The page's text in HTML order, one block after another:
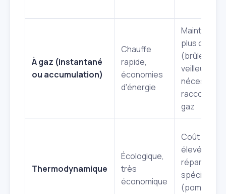
À gaz (instantané
ou accumulation)
Chauffe
rapide,
économies
d'énergie
plus
(brûleur,
veilleuse),
nécessite
gaz
Thermodynamique
Écologique,
très
économique
Coût initial
élevé,
réparation
spécifique
(pompe à